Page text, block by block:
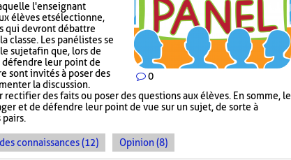
0
l'enseignant
élèves et sélectionne,
qui devront débattre
classe. Les panélistes se
sujet afin que, lors de
défendre leur point de
sont invités à poser des
la discussion.
des faits ou poser des questions aux élèves. En somme, le
et de défendre leur point de vue sur un sujet, de sorte à
pairs.
connaissances (12) Opinion (8)